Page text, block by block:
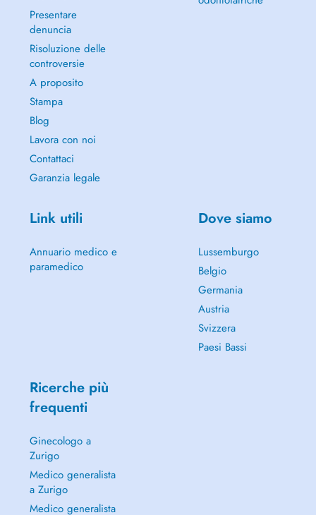
Presentare
denuncia
Risoluzione delle
controversie
A proposito
Stampa
Blog
Lavora con noi
Contattaci
Garanzia legale
Link utili
Annuario medico e
paramedico
Dove siamo
Lussemburgo
Belgio
Germania
Austria
Svizzera
Paesi Bassi
Ricerche più
frequenti
Ginecologo a
Zurigo
Medico generalista
a Zurigo
Medico generalista